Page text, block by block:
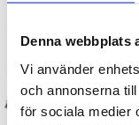
Denna webbplats
Vi använder
och annonserna
för sociala medier